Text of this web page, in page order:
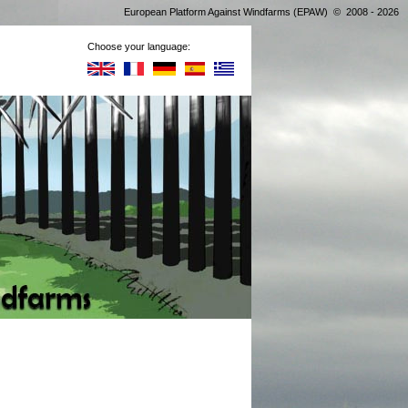
Choose your language:
European Platform Against Windfarms (EPAW) © 2008 - 2026